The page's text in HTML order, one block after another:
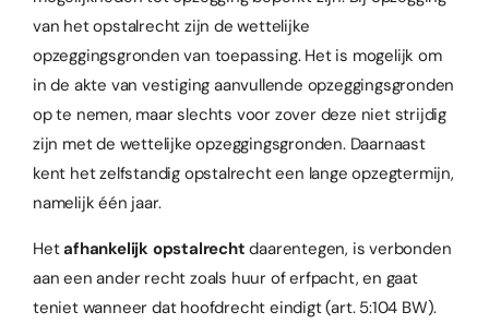
van het opstalrecht zijn de wettelijke
opzeggingsgronden van toepassing. Het is mogelijk om
in de akte van vestiging aanvullende opzeggingsgronden
op te nemen, maar slechts voor zover deze niet strijdig
zijn met de wettelijke opzeggingsgronden. Daarnaast
kent het zelfstandig opstalrecht een lange opzegtermijn,
namelijk één jaar.
Hetafhankelijk opstalrecht daarentegen, is verbonden
aan een ander recht zoals huur of erfpacht, en gaat
teniet wanneer dat hoofdrecht eindigt (art. 5:104 BW).